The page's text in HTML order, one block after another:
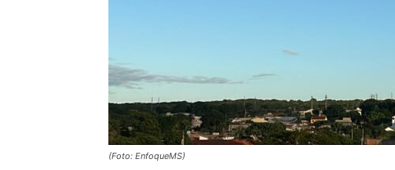
(Foto: EnfoqueMS)